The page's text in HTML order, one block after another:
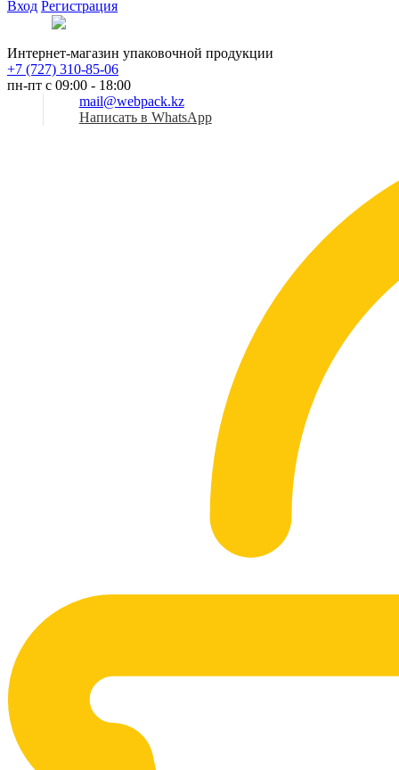
Вход Регистрация
Интернет-магазин упаковочной продукции
+7 (727) 310-85-06
пн-пт с 09:00 - 18:00
mail@webpack.kz
Написать в WhatsApp